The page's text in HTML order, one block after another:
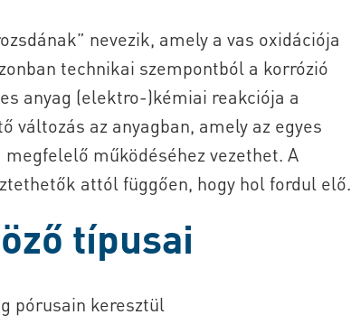
nevezik, amely a vas oxidációja
technikai szempontból a korrózió
anyag (elektro-)kémiai reakciója a
változás az anyagban, amely az egyes
működéséhez vezethet. A
attól függően, hogy hol fordul elő.
típusai
pórusain keresztül